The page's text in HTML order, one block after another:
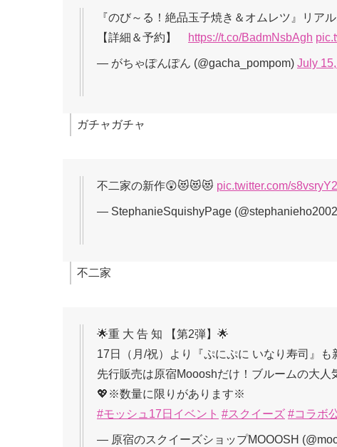
『のび～る！絶品玉子焼き＆オムレツ』リア
【詳細＆予約】
https://t.co/BadmNsbAgh
— がちゃぽんぽん (@gacha_pompom) July
ガチャガチャ
不二家の新作😲😻😻😻 pic.twitter.com/
— StephanieSquishyPage
不二家
🌟重 大 告 知 【第2弾】🌟
17日（月/祝）より『ぷにぷに いなり寿司』も
先行販売は原宿Moooshだけ！ブルームの大
💖※数量に限りがあります※
#モッシュ17日イベント #スクイーズ #コラボ
— 原宿のスクイーズショップMOOOSH